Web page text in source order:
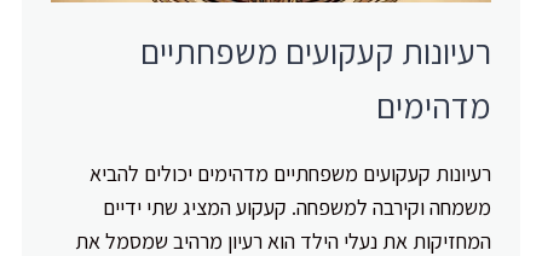
רעיונות קעקועים משפחתיים
מדהימים
רעיונות קעקועים משפחתיים מדהימים יכולים להביא
משמחה וקירבה למשפחה. קעקוע המציג שתי ידיים
המחזיקות את נעלי הילד הוא רעיון מרהיב שמסמל את